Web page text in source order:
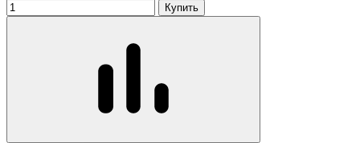
Купить